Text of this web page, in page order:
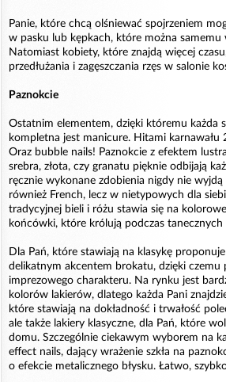
Panie, które chcą olśniewać spojrzeniem
w pasku lub kępkach, które można samemu
Natomiast kobiety, które znajdą więcej
przedłużania i zagęszczania rzęs w salonie
Paznokcie
Ostatnim elementem, dzięki któremu każda
kompletna jest manicure. Hitami karnawału
Oraz bubble nails! Paznokcie z efektem
srebra, złota, czy granatu pięknie odbijają
ręcznie wykonane zdobienia nigdy nie
również French, lecz w nietypowych dla
tradycyjnej bieli i różu stawia się na
końcówki, które królują podczas
Dla Pań, które stawiają na klasykę
delikatnym akcentem brokatu, dzięki czemu
imprezowego charakteru. Na rynku jest
kolorów lakierów, dlatego każda Pani
które stawiają na dokładność i trwałość
ale także lakiery klasyczne, dla Pań, które
domu. Szczególnie ciekawym wyborem na
effect nails, dający wrażenie szkła na
o efekcie metalicznego błysku. Łatwo,